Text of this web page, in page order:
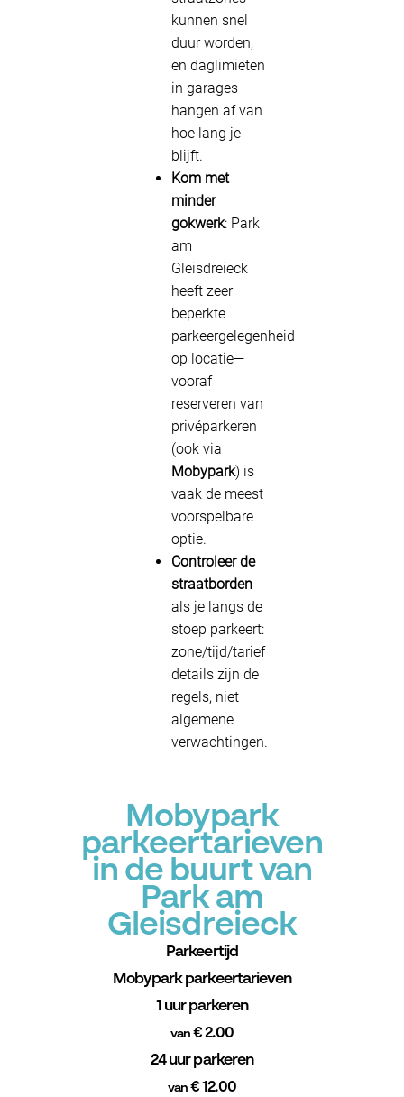
kunnen snel
duur worden,
en daglimieten
in garages
hangen af van
hoe lang je
blijft.
Kom met
minder
gokwerk: Park
am
Gleisdreieck
heeft zeer
beperkte
parkeergelegenheid
op locatie—
vooraf
reserveren van
privéparkeren
(ook via
Mobypark) is
vaak de meest
voorspelbare
optie.
Controleer de
straatborden
als je langs de
stoep parkeert:
zone/tijd/tarief
details zijn de
regels, niet
algemene
verwachtingen.
Mobypark
parkeertarieven
in de buurt van
Park am
Gleisdreieck
Parkeertijd
Mobypark parkeertarieven
1 uur parkeren
van€ 2.00
24 uur parkeren
van€ 12.00